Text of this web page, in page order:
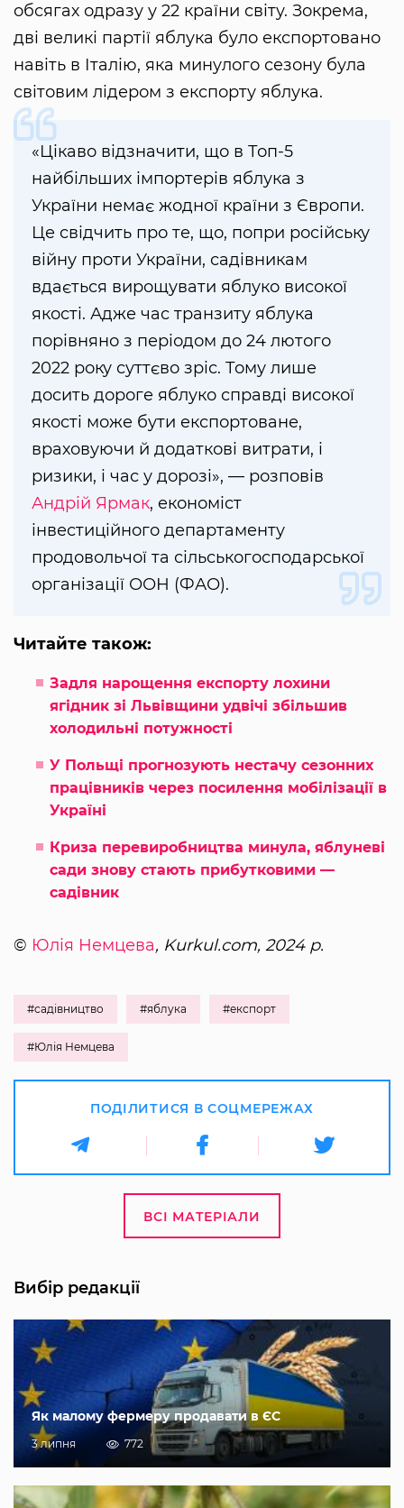
обсягах одразу у 22 країни світу. Зокрема,
дві великі партії яблука було експортовано
навіть в Італію, яка минулого сезону була
світовим лідером з експорту яблука.
«Цікаво відзначити, що в Топ-5
найбільших імпортерів яблука з
України немає жодної країни з Європи.
Це свідчить про те, що, попри російську
війну проти України, садівникам
вдається вирощувати яблуко високої
якості. Адже час транзиту яблука
порівняно з періодом до 24 лютого
2022 року суттєво зріс. Тому лише
досить дороге яблуко справді високої
якості може бути експортоване,
враховуючи й додаткові витрати, і
ризики, і час у дорозі», — розповів
Андрій Ярмак, економіст
інвестиційного департаменту
продовольчої та сільськогосподарської
організації ООН (ФАО).
Читайте також:
Задля нарощення експорту лохини
ягідник зі Львівщини удвічі збільшив
холодильні потужності
У Польщі прогнозують нестачу сезонних
працівників через посилення мобілізації в
Україні
Криза перевиробництва минула, яблуневі
сади знову стають прибутковими —
садівник
© Юлія Немцева, Kurkul.com, 2024 р.
#садівництво #яблука #експорт
#Юлія Немцева
ПОДІЛИТИСЯ В СОЦМЕРЕЖАХ
ВСІ МАТЕРІАЛИ
Вибір редакції
Як малому фермеру продавати в ЄС
3 липня 772